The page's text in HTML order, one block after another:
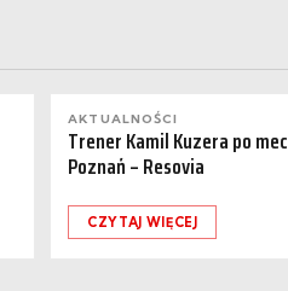
AKTUALNOŚCI
Trener Kamil Kuzera po
Poznań – Resovia
CZYTAJ WIĘCEJ